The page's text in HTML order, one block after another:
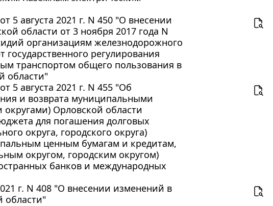
5 августа 2021 г. N 450 "О внесении
области от 3 ноября 2017 года N
организациям железнодорожного
регулирования
транспортом общего пользования в
области"
5 августа 2021 г. N 455 "Об
и возврата муниципальными
Орловской области
для погашения долговых
округа, городского округа)
ценным бумагам и кредитам,
округом, городским округом)
банков и международных
г. N 408 "О внесении изменений в
области"